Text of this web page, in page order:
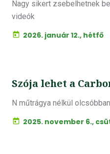
Nagy sikert zsebelhetnek
videók
2026. január 12., hétfő
Szója lehet a
N műtrágya nélkül
2025. november 6.,